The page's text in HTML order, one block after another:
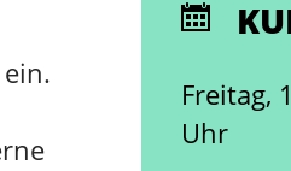
Freitag,
Uhr